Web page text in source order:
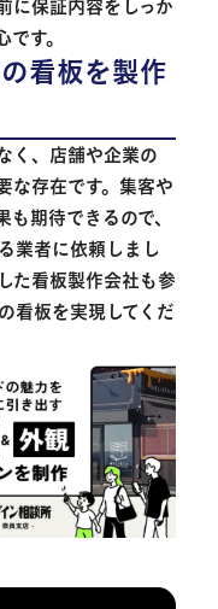
に保証内容をしっか
す。
看板を製作
く、店舗や企業の
な存在です。集客や
期待できるので、
業者に依頼しまし
た看板製作会社も参
看板を実現してくだ